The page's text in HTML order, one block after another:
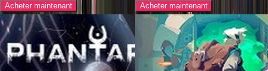
Acheter maintenant Acheter maintenant